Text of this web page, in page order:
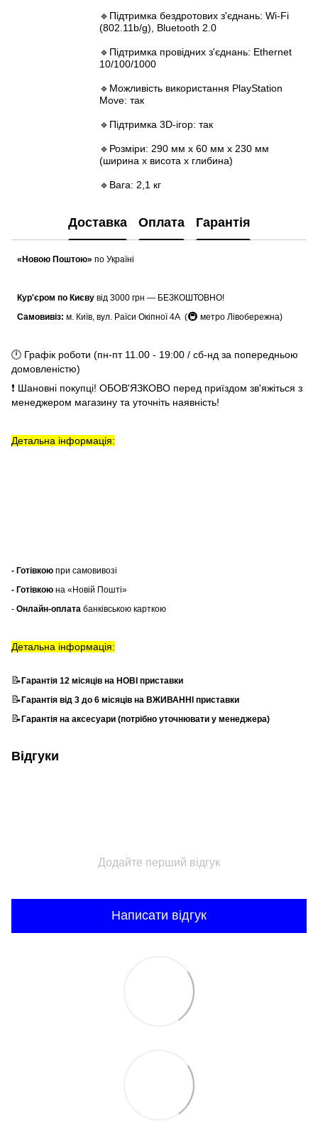
🔹Підтримка бездротових з'єднань: Wi-Fi
(802.11b/g), Bluetooth 2.0
🔹Підтримка провідних з'єднань: Ethernet
10/100/1000
🔹Можливість використання PlayStation
Move: так
🔹Підтримка 3D-ігор: так
🔹Розміри: 290 мм х 60 мм х 230 мм
(ширина x висота x глибина)
🔹Вага: 2,1 кг
Доставка Оплата Гарантія
«Новою Поштою» по Україні
Кур'єром по Києву від 3000 грн — БЕЗКОШТОВНО!
Самовивіз: м. Київ, вул. Раїси Окіпної 4А (🚇 метро Лівобережна)
🕛 Графік роботи (пн-пт 11.00 - 19:00 / сб-нд за попередньою
домовленістю)
❗ Шановні покупці! ОБОВ'ЯЗКОВО перед приїздом зв'яжіться з
менеджером магазину та уточніть наявність!
Детальна інформація:
- Готівкою при самовивозі
- Готівкою на «Новій Пошті»
- Онлайн-оплата банківською карткою
Детальна інформація:
📝Гарантія 12 місяців на НОВІ приставки
📝Гарантія від 3 до 6 місяців на ВЖИВАННІ приставки
📝Гарантія на аксесуари (потрібно уточнювати у менеджера)
Відгуки
Додайте перший відгук
Написати відгук